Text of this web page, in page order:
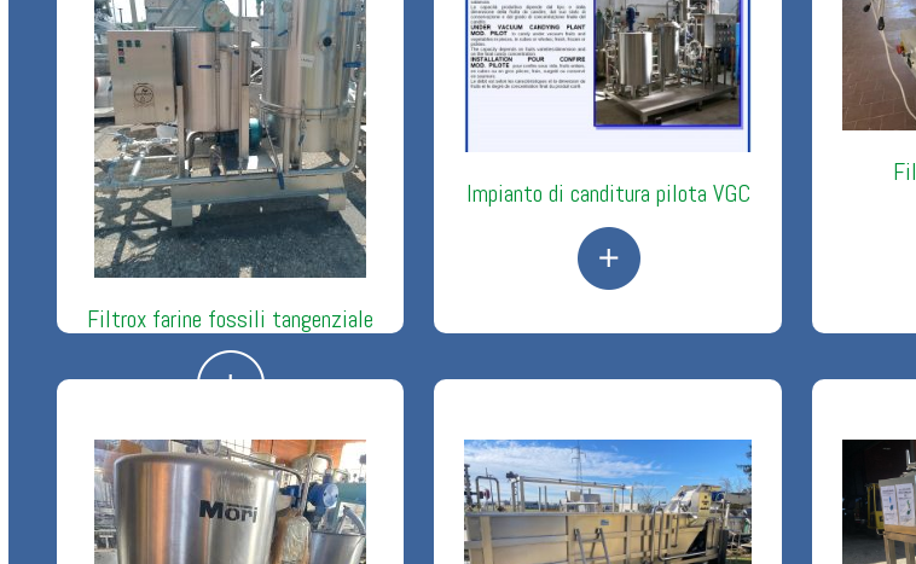
Filtrox farine fossili tangenziale
Impianto di canditura pilota VGC